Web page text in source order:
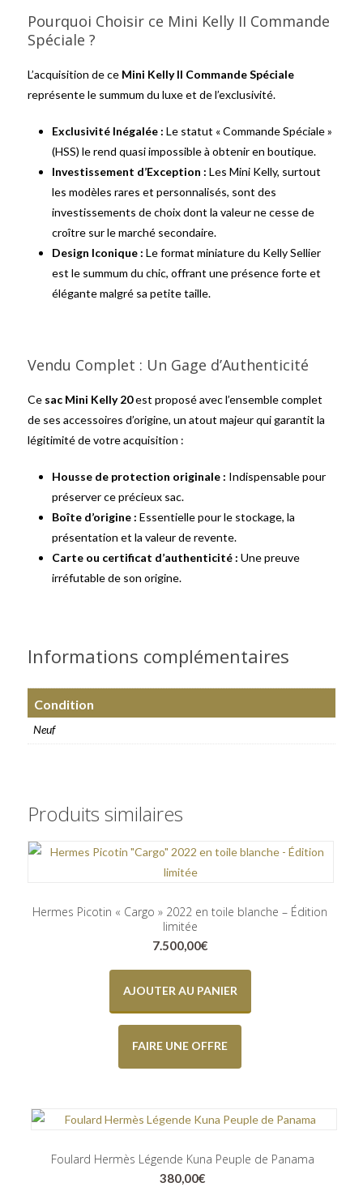
Pourquoi Choisir ce Mini Kelly II Commande
Spéciale ?
L’acquisition de ce Mini Kelly II Commande Spéciale
représente le summum du luxe et de l’exclusivité.
Exclusivité Inégalée : Le statut « Commande Spéciale »
(HSS) le rend quasi impossible à obtenir en boutique.
Investissement d’Exception : Les Mini Kelly, surtout
les modèles rares et personnalisés, sont des
investissements de choix dont la valeur ne cesse de
croître sur le marché secondaire.
Design Iconique : Le format miniature du Kelly Sellier
est le summum du chic, offrant une présence forte et
élégante malgré sa petite taille.
Vendu Complet : Un Gage d’Authenticité
Ce sac Mini Kelly 20est proposé avec l’ensemble complet
de ses accessoires d’origine, un atout majeur qui garantit la
légitimité de votre acquisition :
Housse de protection originale : Indispensable pour
préserver ce précieux sac.
Boîte d’origine : Essentielle pour le stockage, la
présentation et la valeur de revente.
Carte ou certificat d’authenticité : Une preuve
irréfutable de son origine.
Informations complémentaires
Condition
Neuf
Produits similaires
Hermes Picotin « Cargo » 2022 en toile blanche – Édition
limitée
7.500,00€
AJOUTER AU PANIER
FAIRE UNE OFFRE
Foulard Hermès Légende Kuna Peuple de Panama
380,00€